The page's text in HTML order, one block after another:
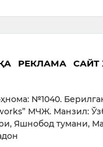
РЕКЛАМА САЙТ
№1040.
МЧЖ. Манзил:
Яшнобод тумани,